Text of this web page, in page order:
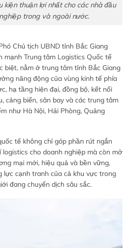
kiện thuận lợi nhất cho các nhà đầu
trong và ngoài nước.
Chủ tịch UBND tỉnh Bắc Giang
mạnh Trung tâm Logistics Quốc tế
biệt, nằm ở trung tâm tỉnh Bắc Giang
năng động của vùng kinh tế phía
hạ tầng hiện đại, đồng bộ, kết nối
cảng biển, sân bay và các trung tâm
như Hà Nội, Hải Phòng, Quảng
tế không chỉ góp phần rút ngắn
logistics cho doanh nghiệp mà còn mở
mại mới, hiệu quả và bền vững,
lực cạnh tranh của cả khu vực trong
đang chuyển dịch sâu sắc.